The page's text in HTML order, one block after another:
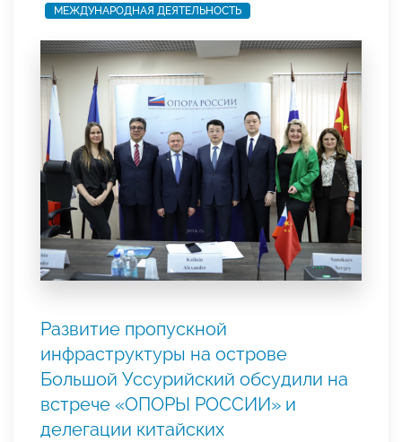
МЕЖДУНАРОДНАЯ ДЕЯТЕЛЬНОСТЬ
Развитие пропускной
инфраструктуры на острове
Большой Уссурийский обсудили на
встрече «ОПОРЫ РОССИИ» и
делегации китайских